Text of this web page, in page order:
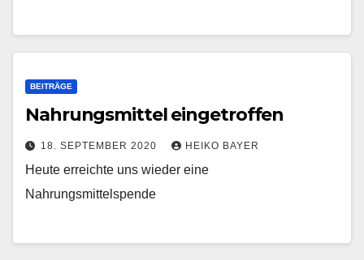
BEITRÄGE
Nahrungsmittel eingetroffen
18. SEPTEMBER 2020 HEIKO BAYER
Heute erreichte uns wieder eine
Nahrungsmittelspende